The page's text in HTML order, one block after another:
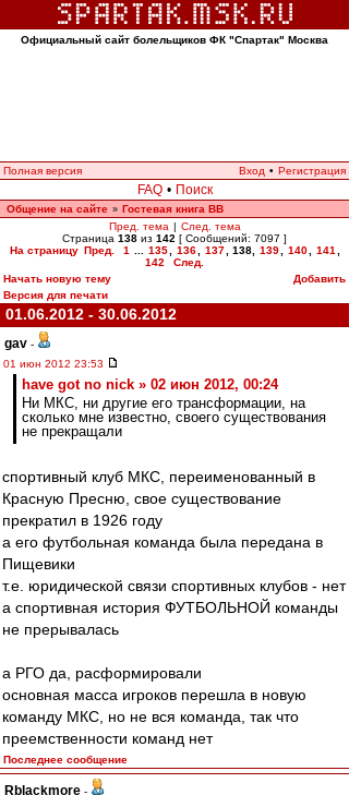
Официальный сайт болельщиков ФК "Спартак" Москва
Полная версия Вход • Регистрация
FAQ • Поиск
Общение на сайте » Гостевая книга ВВ
Пред. тема | След. тема
Страница 138 из 142 [ Сообщений: 7097 ]
На страницу Пред. 1 135 136 137 138 139 140 141
142
След.
Начать новую тему
Добавить
Версия для печати
01.06.2012 - 30.06.2012
gav -
01 июн 2012 23:53
have got no nick » 02 июн 2012, 00:24
Ни МКС, ни другие его трансформации, на
сколько мне известно, своего существования
не прекращали
спортивный клуб МКС, переименованный в
Красную Пресню, свое существование
прекратил в 1926 году
а его футбольная команда была передана в
Пищевики
т.е. юридической связи спортивных клубов - нет
а спортивная история ФУТБОЛЬНОЙ команды
не прерывалась
а РГО да, расформировали
основная масса игроков перешла в новую
команду МКС, но не вся команда, так что
преемственности команд нет
Последнее сообщение
Rblackmore -